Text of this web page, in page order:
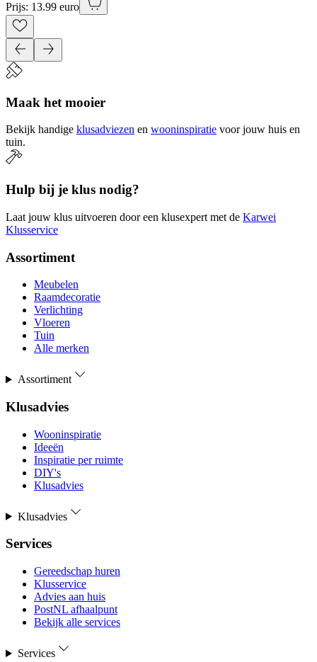
Prijs: 13.99 euro
Maak het mooier
Bekijk handige klusadviezen en wooninspiratie voor jouw huis en
tuin.
Hulp bij je klus nodig?
Laat jouw klus uitvoeren door een klusexpert met de Karwei
Klusservice
Assortiment
Meubelen
Raamdecoratie
Verlichting
Vloeren
Tuin
Alle merken
Assortiment
Klusadvies
Wooninspiratie
Ideeën
Inspiratie per ruimte
DIY's
Klusadvies
Klusadvies
Services
Gereedschap huren
Klusservice
Advies aan huis
PostNL afhaalpunt
Bekijk alle services
Services